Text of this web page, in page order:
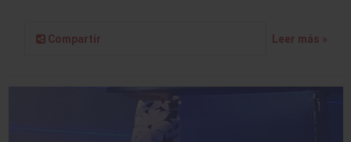
Compartir Leer más »